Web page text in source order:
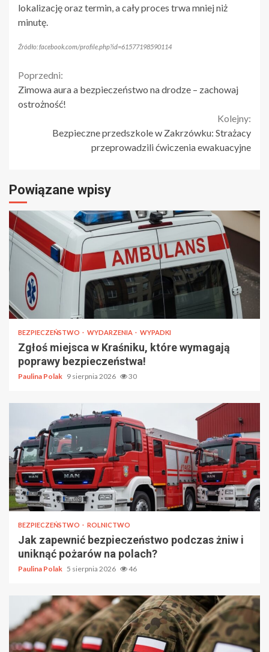
lokalizację oraz termin, a cały proces trwa mniej niż
minutę.
Źródło: facebook.com/profile.php?id=61577198590114
Continue
Reading
Poprzedni:
Zimowa aura a bezpieczeństwo na drodze – zachowaj
ostrożność!
Kolejny:
Bezpieczne przedszkole w Zakrzówku: Strażacy
przeprowadzili ćwiczenia ewakuacyjne
Powiązane wpisy
BEZPIECZEŃSTWO WYDARZENIA WYPADKI
Zgłoś miejsca w Kraśniku, które wymagają
poprawy bezpieczeństwa!
Paulina Polak 9 sierpnia 2026 30
BEZPIECZEŃSTWO ROLNICTWO
Jak zapewnić bezpieczeństwo podczas żniw i
uniknąć pożarów na polach?
Paulina Polak 5 sierpnia 2026 46